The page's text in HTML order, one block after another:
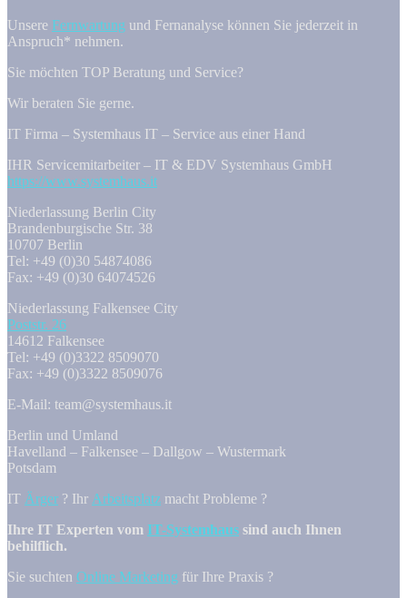
Unsere Fernwartung und Fernanalyse können Sie jederzeit in
Anspruch* nehmen.
Sie möchten TOP Beratung und Service?
Wir beraten Sie gerne.
IT Firma – Systemhaus IT – Service aus einer Hand
IHR Servicemitarbeiter – IT & EDV Systemhaus GmbH
https://www.systemhaus.it
Niederlassung Berlin City
Brandenburgische Str. 38
10707 Berlin
Tel: +49 (0)30 54874086
Fax: +49 (0)30 64074526
Niederlassung Falkensee City
Poststr. 26
14612 Falkensee
Tel: +49 (0)3322 8509070
Fax: +49 (0)3322 8509076
E-Mail: team@systemhaus.it
Berlin und Umland
Havelland – Falkensee – Dallgow – Wustermark
Potsdam
IT Ärger ? Ihr Arbeitsplatz macht Probleme ?
Ihre IT Experten vom IT-Systemhaus sind auch Ihnen
behilflich.
Sie suchten Online Marketing für Ihre Praxis ?